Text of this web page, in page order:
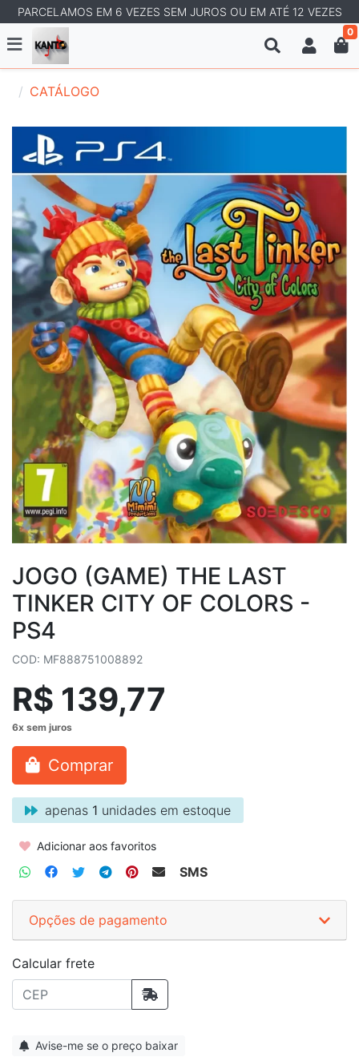
PARCELAMOS EM 6 VEZES SEM JUROS OU EM ATÉ 12 VEZES
0
CATÁLOGO
JOGO (GAME) THE LAST
TINKER CITY OF COLORS -
PS4
COD: MF888751008892
R$ 139,77
Comprar
apenas 1 unidades em estoque
Adicionar aos favoritos
SMS
Opções de pagamento
Calcular frete
Avise-me se o preço baixar